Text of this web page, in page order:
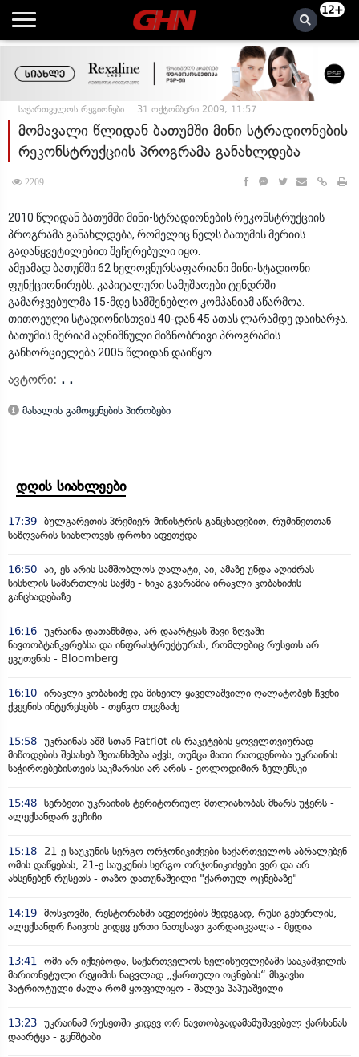
12+
საქართველოს რეგიონები 31 ოქტომბერი 2009, 11:57
მომავალი წლიდან ბათუმში მინი სტრადიონების
რეკონსტრუქციის პროგრამა განახლდება
2209
2010 წლიდან ბათუმში მინი-სტრადიონების რეკონსტრუქციის
პროგრამა განახლდება, რომელიც წელს ბათუმის მერიის
გადაწყვეტილებით შეჩერებული იყო.
ამჟამად ბათუმში 62 ხელოვნურსაფარიანი მინი-სტადიონი
ფუნქციონირებს. კაპიტალური სამუშაოები ტენდრში
გამარჯვებულმა 15-მდე სამშენებლო კომპანიამ აწარმოა.
თითოეული სტადიონისთვის 40-დან 45 ათას ლარამდე დაიხარჯა.
ბათუმის მერიამ აღნიშნული მიზნობრივი პროგრამის
განხორციელება 2005 წლიდან დაიწყო.
ავტორი: . .
მასალის გამოყენების პირობები
დღის სიახლეები
17:39 ბულგარეთის პრემიერ-მინისტრის განცხადებით, რუმინეთთან
საზღვარის სიახლოვეს დრონი აფეთქდა
16:50 აი, ეს არის სამშობლოს ღალატი, აი, ამაზე უნდა აღიძრას
სისხლის სამართლის საქმე - ნიკა გვარამია ირაკლი კობახიძის
განცხადებაზე
16:16 უკრაინა დათანხმდა, არ დაარტყას შავი ზღვაში
ნავთობტანკერებსა და ინფრასტრუქტურას, რომლებიც რუსეთს არ
ეკუთვნის - Bloomberg
16:10 ირაკლი კობახიძე და მიხეილ ყაველაშვილი ღალატობენ ჩვენი
ქვეყნის ინტერესებს - თენგო თევზაძე
15:58 უკრაინას აშშ-სთან Patriot-ის რაკეტების ყოველთვიურად
მიწოდების შესახებ შეთანხმება აქვს, თუმცა მათი რაოდენობა უკრაინის
საჭიროებებისთვის საკმარისი არ არის - ვოლოდიმირ ზელენსკი
15:48 სერბეთი უკრაინის ტერიტორიულ მთლიანობას მხარს უჭერს -
ალექსანდარ ვუჩიჩი
15:18
21-ე საუკუნის სერგო ორჯონიკიძეები საქართველოს აბრალებენ
ომის დაწყებას, 21-ე საუკუნის სერგო ორჯონიკიძეები ვერ და არ
ახსენებენ რუსეთს - თაზო დათუნაშვილი "ქართულ ოცნებაზე"
14:19 მოსკოვში, რესტორანში აფეთქების შედეგად, რუსი გენერლის,
ალექსანდრ ჩაიკოს კიდევ ერთი ნათესავი გარდაიცვალა - მედია
13:41 ომი არ იქნებოდა, საქართველოს ხელისუფლებაში სააკაშვილის
მარიონეტული რეჟიმის ნაცვლად „ქართული ოცნების“ მსგავსი
პატრიოტული ძალა რომ ყოფილიყო - შალვა პაპუაშვილი
13:23 უკრაინამ რუსეთში კიდევ ორ ნავთობგადამამუშავებელ ქარხანას
დაარტყა - გენშტაბი